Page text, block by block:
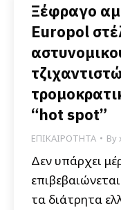
Ξέφραγο
Europol
“hot spot”
ΕΠΙΚΑΙΡΟΤΗΤΑ By
Δεν υπάρχει
τα διάτρητα